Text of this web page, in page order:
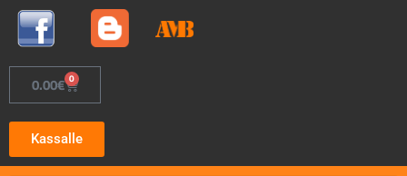
0.00€ 0
Kassalle